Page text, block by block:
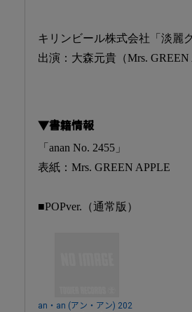
キリンビール株式会社「淡麗
出演：大森元貴（Mrs.
▼書籍情報
「anan No. 2455」
表紙：Mrs. GREEN APPLE
■POPver.（通常版）
an・an (アン・アン) 202